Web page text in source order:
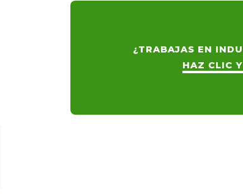
¿TRABAJAS EN
HAZ CLIC